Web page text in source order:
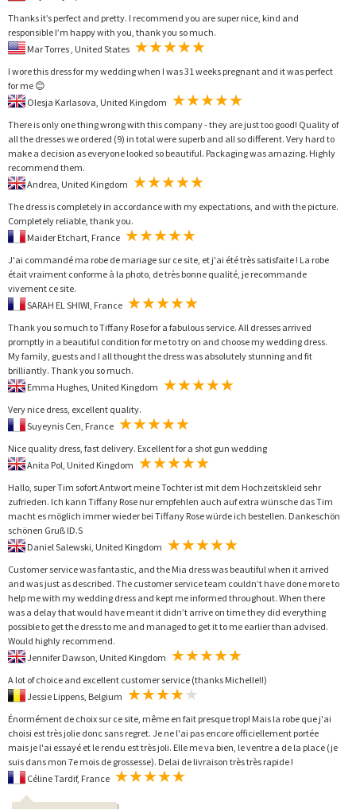
Thanks it’s perfect and pretty. I recommend you are super nice, kind and
responsible I’m happy with you, thank you so much.
I wore this dress for my wedding when I was 31 weeks pregnant and it was perfect
for me 😊
There is only one thing wrong with this company - they are just too good! Quality of
all the dresses we ordered (9) in total were superb and all so different. Very hard to
make a decision as everyone looked so beautiful. Packaging was amazing. Highly
recommend them.
The dress is completely in accordance with my expectations, and with the picture.
Completely reliable, thank you.
J'ai commandé ma robe de mariage sur ce site, et j'ai été très satisfaite ! La robe
était vraiment conforme à la photo, de très bonne qualité, je recommande
vivement ce site.
Thank you so much to Tiffany Rose for a fabulous service. All dresses arrived
promptly in a beautiful condition for me to try on and choose my wedding dress.
My family, guests and I all thought the dress was absolutely stunning and fit
brilliantly. Thank you so much.
Very nice dress, excellent quality.
Nice quality dress, fast delivery. Excellent for a shot gun wedding
Hallo, super Tim sofort Antwort meine Tochter ist mit dem Hochzeitskleid sehr
zufrieden. Ich kann Tiffany Rose nur empfehlen auch auf extra wünsche das Tim
macht es möglich immer wieder bei Tiffany Rose würde ich bestellen. Dankeschön
schönen Gruß ID.S
Customer service was fantastic, and the Mia dress was beautiful when it arrived
and was just as described. The customer service team couldn’t have done more to
help me with my wedding dress and kept me informed throughout. When there
was a delay that would have meant it didn’t arrive on time they did everything
possible to get the dress to me and managed to get it to me earlier than advised.
Would highly recommend.
A lot of choice and excellent customer service (thanks Michelle!!)
Énormément de choix sur ce site, même en fait presque trop! Mais la robe que j'ai
choisi est très jolie donc sans regret. Je ne l'ai pas encore officiellement portée
mais je l'ai essayé et le rendu est très joli. Elle me va bien, le ventre a de la place (je
suis dans mon 7e mois de grossesse). Delai de livraison très très rapide !